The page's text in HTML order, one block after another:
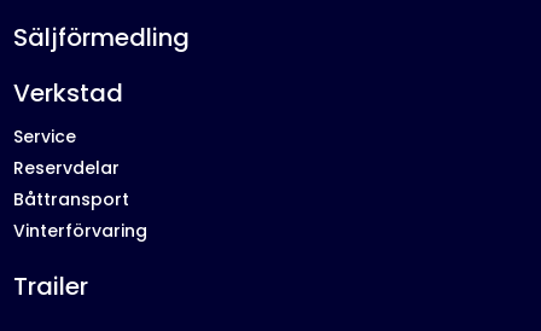
Säljförmedling
Verkstad
Service
Reservdelar
Båttransport
Vinterförvaring
Trailer